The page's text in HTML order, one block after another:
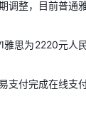
调整，目前普通
雅思为2220元人
支付完成在线支